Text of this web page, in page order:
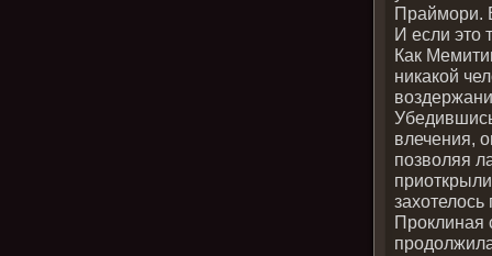
Праймори.
И если это
Как
никакой
влечения,
позволяя
Проклиная